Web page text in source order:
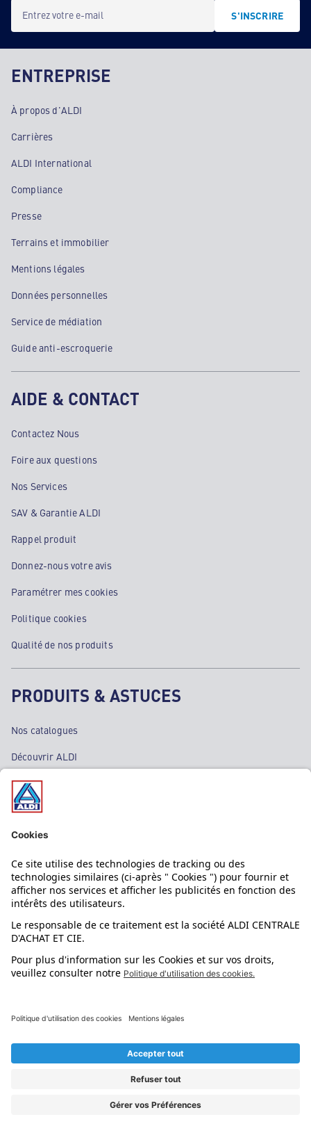
Entrez votre e-mail S'INSCRIRE
ENTREPRISE
À propos d'ALDI
Carrières
ALDI International
Compliance
Presse
Terrains et immobilier
Mentions légales
Données personnelles
Service de médiation
Guide anti-escroquerie
AIDE & CONTACT
Contactez Nous
Foire aux questions
Nos Services
SAV & Garantie ALDI
Rappel produit
Donnez-nous votre avis
Paramétrer mes cookies
Politique cookies
Qualité de nos produits
PRODUITS & ASTUCES
Nos catalogues
Découvrir ALDI
Nos bons plans
Nos rayons
Nos marques
Nos astuces
Évènements
L'application mobile